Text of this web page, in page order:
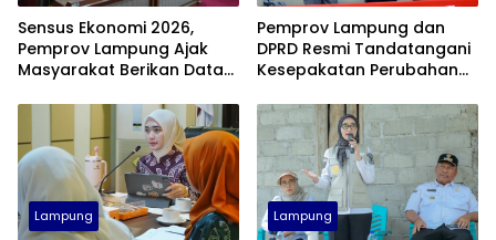
Sensus Ekonomi 2026,
Pemprov Lampung Ajak
Masyarakat Berikan Data
Pemprov Lampung dan
DPRD Resmi Tandatangani
Kesepakatan Perubahan
Lampung Lampung